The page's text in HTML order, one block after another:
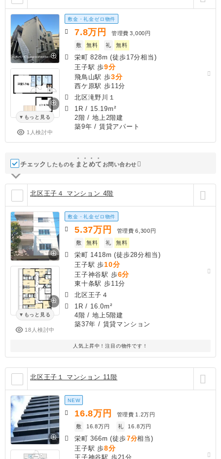
もっと見る
1人検討中
敷金・礼金ゼロ物件
7.8万円 管理費 3,000円
敷
無料 礼 無料
栄町 828m (徒歩17分相当)
王子駅 歩9分
飛鳥山駅 歩3分
西ケ原駅 歩11分
北区滝野川１
1R / 15.19m²
2階 / 地上2階建
築9年 / 賃貸アパート
チェック したものを ま と めて お問い合わせ
北区王子４ マンション 4階
もっと見る
18人検討中
敷金・礼金ゼロ物件
5.37万円 管理費 6,300円
敷
無料 礼 無料
栄町 1418m (徒歩28分相当)
王子駅 歩10分
王子神谷駅 歩6分
東十条駅 歩11分
北区王子４
1R / 16.0m²
4階 / 地上5階建
築37年 / 賃貸マンション
人気上昇中！注目の物件です！
北区王子１ マンション 11階
NEW
16.8万円 管理費 1.2万円
敷
16.8万円 礼 16.8万円
栄町 366m (徒歩7分相当)
王子駅 歩8分
王子神谷駅 歩21分